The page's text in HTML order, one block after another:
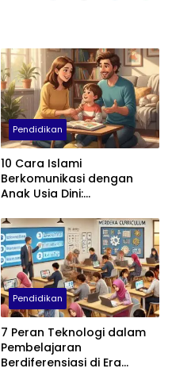
Pendidikan
10 Cara Islami
Berkomunikasi dengan
Anak Usia Dini:
Empati, dan Cinta
Pendidikan
7 Peran Teknologi dalam
Pembelajaran
Berdiferensiasi di Era